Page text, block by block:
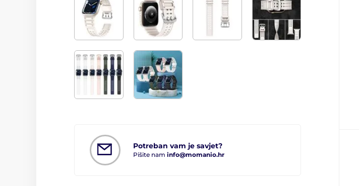
Potreban vam je savjet?
Pišite nam info@momanio.hr